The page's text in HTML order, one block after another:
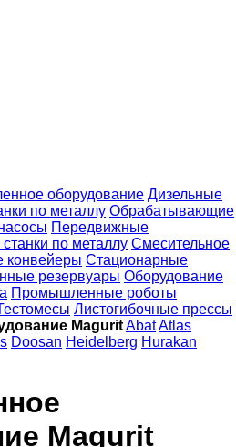
оборудование Дизельные
по металлу Обрабатывающие
Передвижные
по металлу Смесительное
конвейеры Стационарные
резервуары Оборудование
Промышленные роботы
Листогибочные прессы
MaguritAbatAtlas
Doosan Heidelberg Hurakan
Magurit